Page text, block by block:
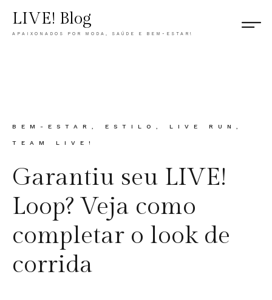
LIVE! Blog
APAIXONADOS POR MODA, SAÚDE E BEM-ESTAR!
Garantiu seu LIVE!
Loop? Veja como
completar o look de
corrida
CATEGORY
BEM-ESTAR , ESTILO , LIVE RUN ,
TEAM LIVE!